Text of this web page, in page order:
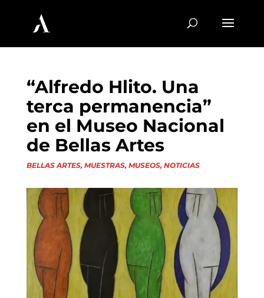
“Alfredo Hlito. Una
terca permanencia”
en el Museo Nacional
de Bellas Artes
BELLAS ARTES, MUESTRAS, MUSEOS, NOTICIAS